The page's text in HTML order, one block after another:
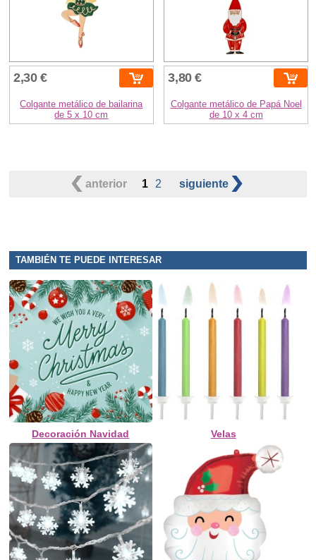
2,30 €
Colgante metálico de bailarina
de 5 x 10 cm
3,80 €
Colgante metálico de Papá Noel
de 10 x 4 cm
anterior 1 2 siguiente
TAMBIÉN TE PUEDE INTERESAR
Decoración Navidad Velas